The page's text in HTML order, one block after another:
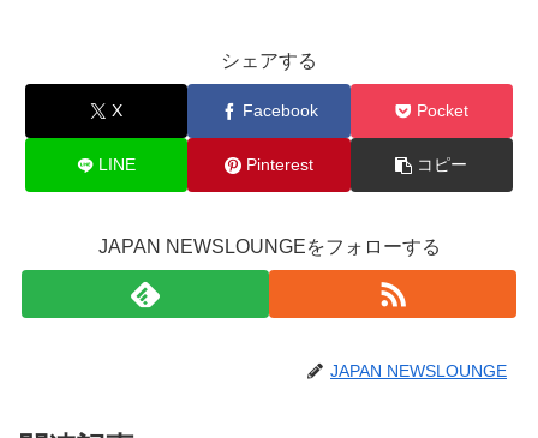
シェアする
X Facebook Pocket
LINE Pinterest コピー
JAPAN NEWSLOUNGEをフォローする
JAPAN NEWSLOUNGE